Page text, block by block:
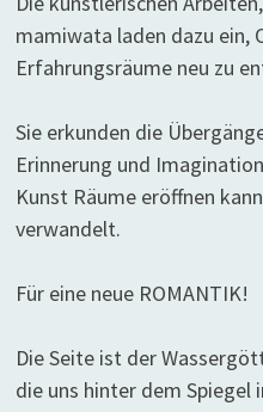
mamiwata laden dazu ein,
Erfahrungsräume neu zu
Sie erkunden die
Erinnerung und
Kunst Räume eröffnen
verwandelt.
Für eine neue ROMANTIK!
Die Seite ist der
die uns hinter dem Spiegel